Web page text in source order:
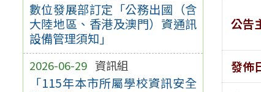
數位發展部訂定「公務出國（含
大陸地區、香港及澳門）資通訊
設備管理須知」
2026-06-29 資訊組
「115年本市所屬學校資訊安全
公告
發佈